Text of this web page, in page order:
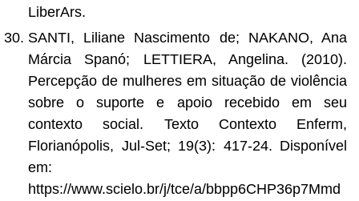
LiberArs.
SANTI, Liliane Nascimento de; NAKANO, Ana
Márcia Spanó; LETTIERA, Angelina. (2010).
Percepção de mulheres em situação de violência
sobre o suporte e apoio recebido em seu
contexto social. Texto Contexto Enferm,
Florianópolis, Jul-Set; 19(3): 417-24. Disponível
em:
https://www.scielo.br/j/tce/a/bbpp6CHP36p7Mmd